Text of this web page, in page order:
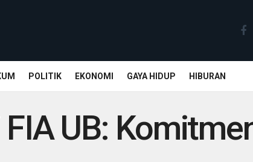
POLITIK EKONOMI GAYA HIDUP HIBURAN
UB: